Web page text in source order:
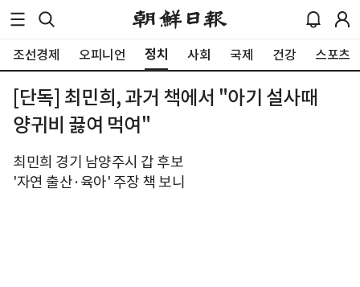
조선경제 오피니언 정치 사회 국제 건강 스포츠
[단독] 최민희, 과거 책에서 "아기 설사때
양귀비 끓여 먹여"
최민희 경기 남양주시 갑 후보
'자연 출산·육아' 주장 책 보니